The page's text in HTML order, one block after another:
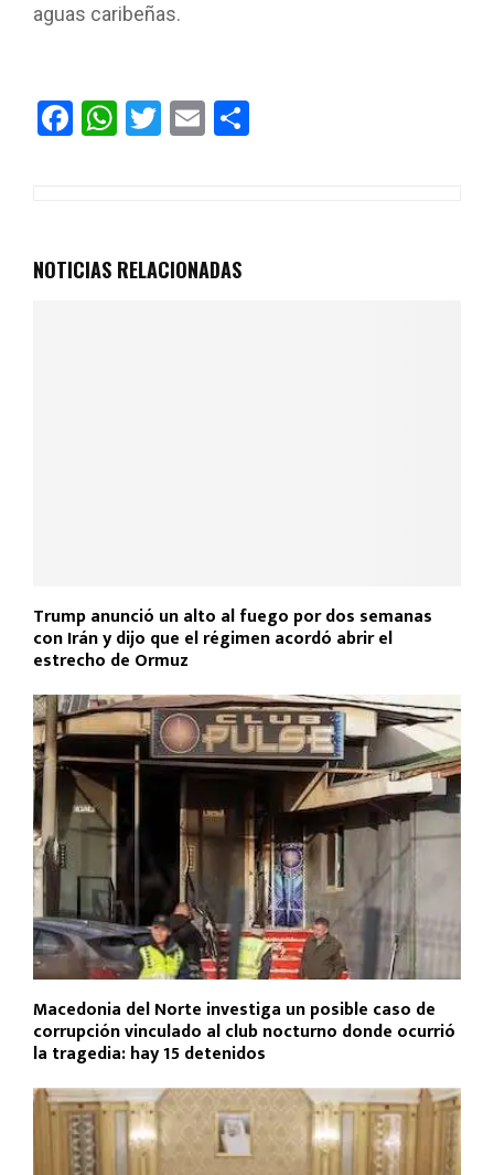
aguas caribeñas.
F
o
W
A
T
E
NOTICIAS RELACIONADAS
Trump anunció un alto al fuego por dos semanas
con Irán y dijo que el régimen acordó abrir el
estrecho de Ormuz
Macedonia del Norte investiga un posible caso de
corrupción vinculado al club nocturno donde ocurrió
la tragedia: hay 15 detenidos